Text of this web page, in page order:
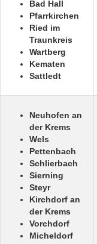
Bad Hall
Pfarrkirchen
Ried im
Traunkreis
Wartberg
Kematen
Sattledt
Neuhofen an
der Krems
Wels
Pettenbach
Schlierbach
Sierning
Steyr
Kirchdorf an
der Krems
Vorchdorf
Micheldorf